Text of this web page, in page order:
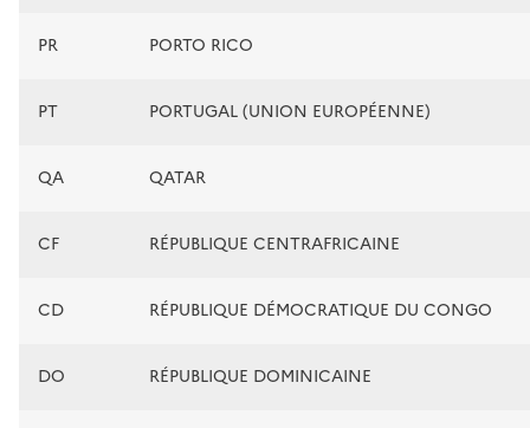
PR PORTO RICO
PT PORTUGAL (UNION EUROPÉENNE)
QA QATAR
CF RÉPUBLIQUE CENTRAFRICAINE
CD RÉPUBLIQUE DÉMOCRATIQUE DU CONGO
DO RÉPUBLIQUE DOMINICAINE